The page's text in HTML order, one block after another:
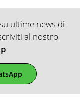
ultime news di
al nostro